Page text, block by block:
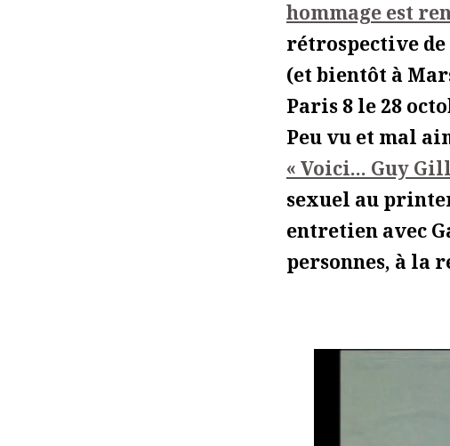
hommage est
rétrospective de
(et bientôt à
Paris 8 le 28
Peu vu et mal
« Voici... Guy
sexuel au
entretien avec
personnes, à la